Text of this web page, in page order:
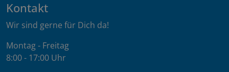
Kontakt
Wir sind gerne für Dich da!
Montag - Freitag
8:00 - 17:00 Uhr